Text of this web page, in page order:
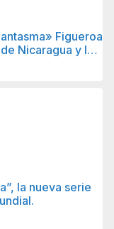
Figueroa
Nicaragua y lo
la nueva serie